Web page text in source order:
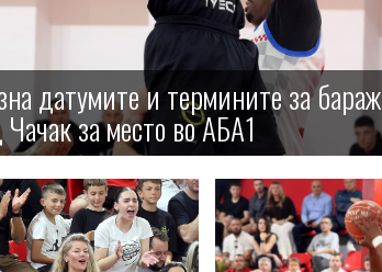
датумите и термините за бараж
за место во АБА1